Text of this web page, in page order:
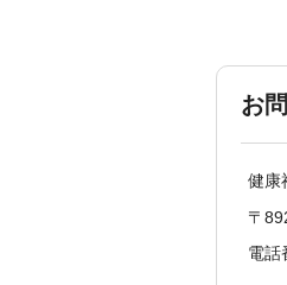
お
健康
〒
電話